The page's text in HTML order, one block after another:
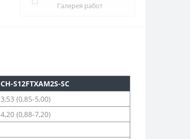
Галерея работ
CH-S12FTXAM2S-SC
3,53 (0,85-5,00)
4,20 (0,88-7,20)